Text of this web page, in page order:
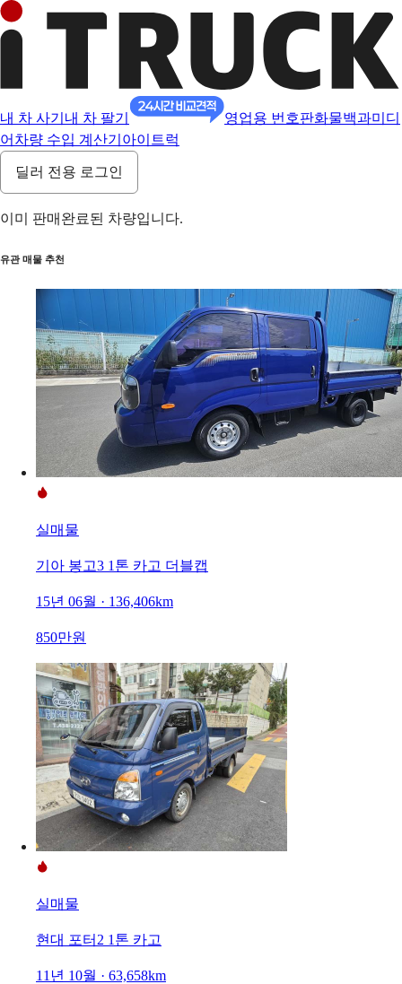
내 차 사기 내 차 팔기 영업용 번호판화물백과미디
어 차량 수입 계산기 아이트럭
딜러 전용 로그인
이미 판매완료된 차량입니다.
유관 매물 추천
실매물
기아 봉고3 1톤 카고 더블캡
15년 06월 · 136,406km
850만원
실매물
현대 포터2 1톤 카고
11년 10월 · 63,658km